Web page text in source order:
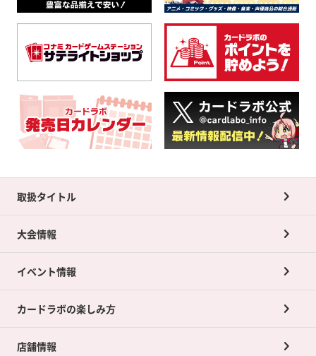
取扱タイトル
大会情報
イベント情報
カードラボの楽しみ方
店舗情報